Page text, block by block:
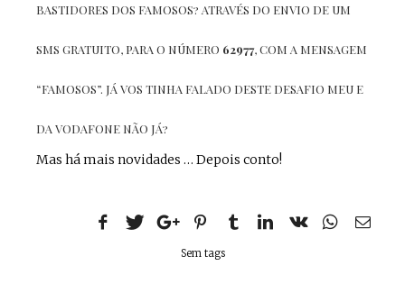
BASTIDORES DOS FAMOSOS? ATRAVÉS DO ENVIO DE UM
SMS GRATUITO, PARA O NÚMERO 62977, COM A MENSAGEM
“FAMOSOS”. JÁ VOS TINHA FALADO DESTE DESAFIO MEU E
DA VODAFONE NÃO JÁ?
Mas há mais novidades … Depois conto!
Sem tags